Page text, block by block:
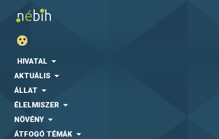
HIVATAL
AKTUÁLIS
ÁLLAT
ÉLELMISZER
NÖVÉNY
ÁTFOGÓ TÉMÁK